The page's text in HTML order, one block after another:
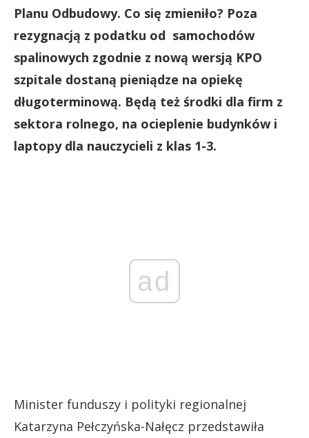
Planu Odbudowy. Co się zmieniło? Poza
rezygnacją z podatku od samochodów
spalinowych zgodnie z nową wersją KPO
szpitale dostaną pieniądze na opiekę
długoterminową. Będą też środki dla firm z
sektora rolnego, na ocieplenie budynków i
laptopy dla nauczycieli z klas 1-3.
ad
Minister funduszy i polityki regionalnej
Katarzyna Pełczyńska-Nałęcz przedstawiła